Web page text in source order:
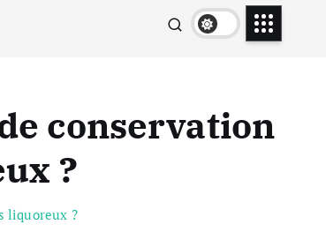
conservation
?
liquoreux ?